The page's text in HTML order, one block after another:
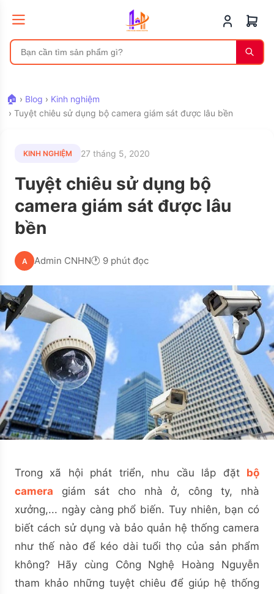
🏠 › Blog › Kinh nghiệm
› Tuyệt chiêu sử dụng bộ camera giám sát được lâu bền
KINH NGHIỆM 27 tháng 5, 2020
Tuyệt chiêu sử dụng bộ
camera giám sát được lâu
bền
A Admin CNHN🕐 9 phút đọc
Trong xã hội phát triển, nhu cầu lắp đặt bộ
camera giám sát cho nhà ở, công ty, nhà
xưởng,... ngày càng phổ biến. Tuy nhiên, bạn có
biết cách sử dụng và bảo quản hệ thống camera
như thế nào để kéo dài tuổi thọ của sản phẩm
không? Hãy cùng Công Nghệ Hoàng Nguyễn
tham khảo những tuyệt chiêu để giúp hệ thống